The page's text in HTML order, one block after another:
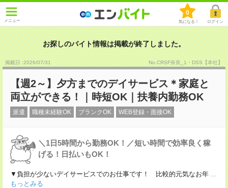
メニュー
0
気になる！ ログイン
お探しのバイト情報は掲載が終了しました。
掲載日 :2026/07/31 No.CRSF奈良_1・DSS【本社】
【週2～】夕方までのデイサービス＊家庭と
両立ができる！｜時短OK｜扶養内勤務OK
派遣 職種未経験OK ブランクOK WEB登録・面接OK
＼1日5時間から勤務OK！／短い時間で効率良く稼
げる！日払いもOK！
▼負担が少ないデイサービスでのお仕事です！ 比較的元気なお年 ...
もっとみる